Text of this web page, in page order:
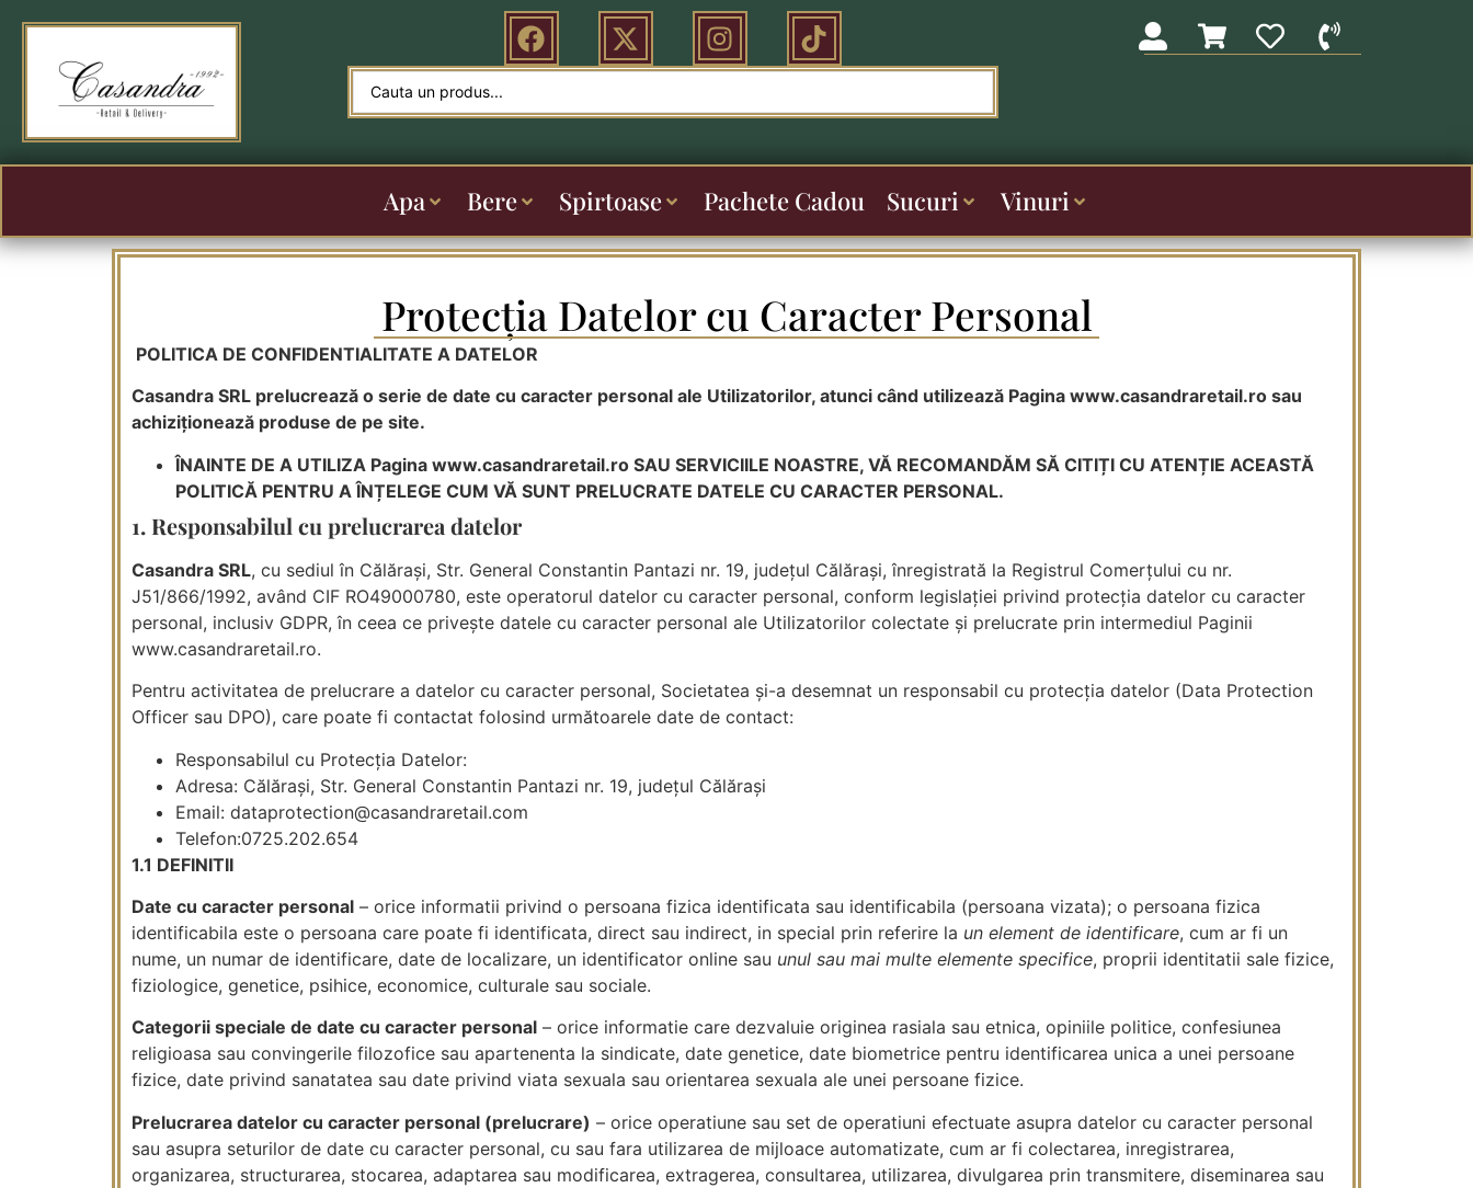
Apa Bere Spirtoase Pachete Cadou Sucuri Vinuri
Protecția Datelor cu Caracter Personal
POLITICA DE CONFIDENTIALITATE A DATELOR
Casandra SRL prelucrează o serie de date cu caracter personal ale Utilizatorilor, atunci când utilizează Pagina www.casandraretail.ro sau
achiziționează produse de pe site.
ÎNAINTE DE A UTILIZA Pagina www.casandraretail.ro SAU SERVICIILE NOASTRE, VĂ RECOMANDĂM SĂ CITIȚI CU ATENȚIE ACEASTĂ
POLITICĂ PENTRU A ÎNȚELEGE CUM VĂ SUNT PRELUCRATE DATELE CU CARACTER PERSONAL.
1. Responsabilul cu prelucrarea datelor
Casandra SRL, cu sediul în Călărași, Str. General Constantin Pantazi nr. 19, județul Călărași, înregistrată la Registrul Comerțului cu nr.
J51/866/1992, având CIF RO49000780, este operatorul datelor cu caracter personal, conform legislației privind protecția datelor cu caracter
personal, inclusiv GDPR, în ceea ce privește datele cu caracter personal ale Utilizatorilor colectate și prelucrate prin intermediul Paginii
www.casandraretail.ro.
Pentru activitatea de prelucrare a datelor cu caracter personal, Societatea și-a desemnat un responsabil cu protecția datelor (Data Protection
Officer sau DPO), care poate fi contactat folosind următoarele date de contact:
Responsabilul cu Protecția Datelor:
Adresa: Călărași, Str. General Constantin Pantazi nr. 19, județul Călărași
Email: dataprotection@casandraretail.com
Telefon:0725.202.654
1.1 DEFINITII
Date cu caracter personal – orice informatii privind o persoana fizica identificata sau identificabila (persoana vizata); o persoana fizica
identificabila este o persoana care poate fi identificata, direct sau indirect, in special prin referire la un element de identificare, cum ar fi un
nume, un numar de identificare, date de localizare, un identificator online sau unul sau mai multe elemente specifice, proprii identitatii sale fizice,
fiziologice, genetice, psihice, economice, culturale sau sociale.
Categorii speciale de date cu caracter personal – orice informatie care dezvaluie originea rasiala sau etnica, opiniile politice, confesiunea
religioasa sau convingerile filozofice sau apartenenta la sindicate, date genetice, date biometrice pentru identificarea unica a unei persoane
fizice, date privind sanatatea sau date privind viata sexuala sau orientarea sexuala ale unei persoane fizice.
Prelucrarea datelor cu caracter personal (prelucrare) – orice operatiune sau set de operatiuni efectuate asupra datelor cu caracter personal
sau asupra seturilor de date cu caracter personal, cu sau fara utilizarea de mijloace automatizate, cum ar fi colectarea, inregistrarea,
organizarea, structurarea, stocarea, adaptarea sau modificarea, extragerea, consultarea, utilizarea, divulgarea prin transmitere, diseminarea sau